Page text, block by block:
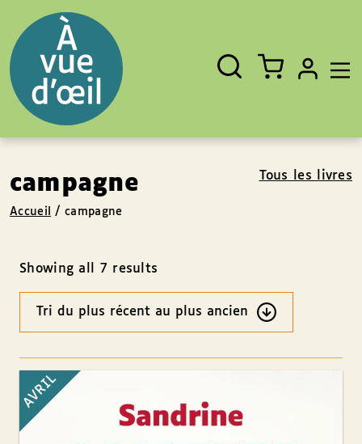
Fermer
Rechercher
un
livre,
un
auteur,
un
EAN
campagne Tous les livres
Accueil /campagne
Showing all 7 results
Ordre
AVRIL